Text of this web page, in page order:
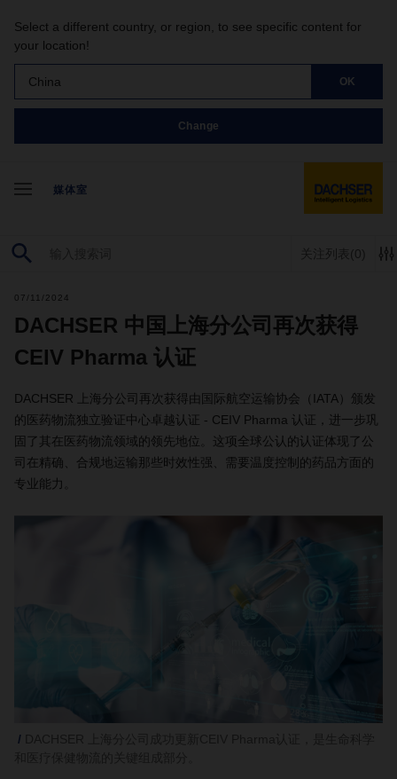
Select a different country, or region, to see specific content for
your location!
China OK
Change
媒体室
关注列表 (0)
07/11/2024
DACHSER 中国上海分公司再次获得
CEIV Pharma 认证
DACHSER 上海分公司再次获得由国际航空运输协会（IATA）颁发
的医药物流独立验证中心卓越认证 - CEIV Pharma 认证，进一步巩
固了其在医药物流领域的领先地位。这项全球公认的认证体现了公
司在精确、合规地运输那些时效性强、需要温度控制的药品方面的
专业能力。